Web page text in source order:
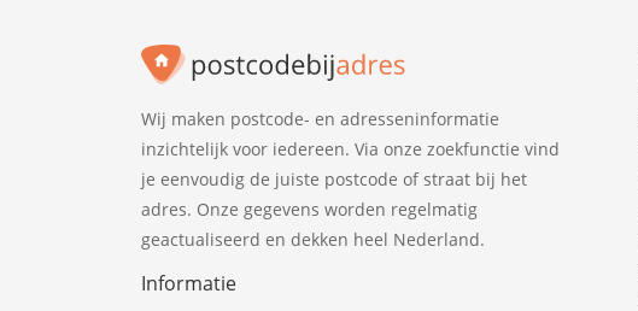
Wij maken postcode- en adresseninformatie
inzichtelijk voor iedereen. Via onze zoekfunctie vind
je eenvoudig de juiste postcode of straat bij het
adres. Onze gegevens worden regelmatig
geactualiseerd en dekken heel Nederland.
Informatie